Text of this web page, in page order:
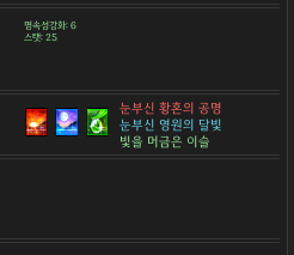
명속성강화: 6
스탯: 25
눈부신 황혼의 공명
눈부신 영원의 달빛
빛을 머금은 이슬